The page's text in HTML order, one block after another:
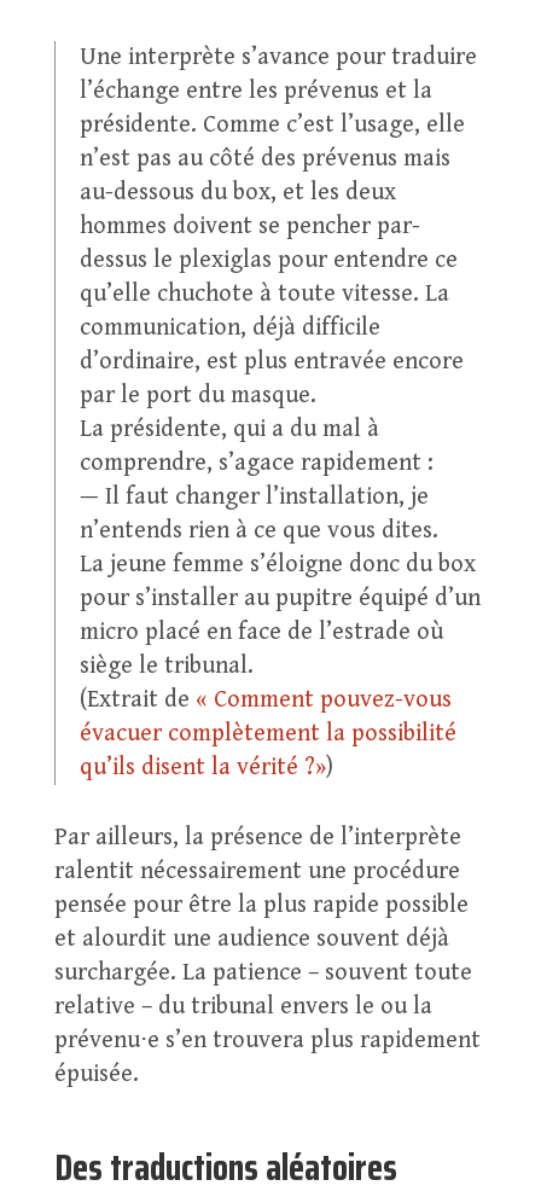
Une interprète s’avance pour traduire
l’échange entre les prévenus et la
présidente. Comme c’est l’usage, elle
n’est pas au côté des prévenus mais
au-dessous du box, et les deux
hommes doivent se pencher par-
dessus le plexiglas pour entendre ce
qu’elle chuchote à toute vitesse. La
communication, déjà difficile
d’ordinaire, est plus entravée encore
par le port du masque.
La présidente, qui a du mal à
comprendre, s’agace rapidement :
— Il faut changer l’installation, je
n’entends rien à ce que vous dites.
La jeune femme s’éloigne donc du box
pour s’installer au pupitre équipé d’un
micro placé en face de l’estrade où
siège le tribunal.
(Extrait de « Comment pouvez-vous
évacuer complètement la possibilité
qu’ils disent la vérité ?»)
Par ailleurs, la présence de l’interprète
ralentit nécessairement une procédure
pensée pour être la plus rapide possible
et alourdit une audience souvent déjà
surchargée. La patience – souvent toute
relative – du tribunal envers le ou la
prévenu⋅e s’en trouvera plus rapidement
épuisée.
Des traductions aléatoires